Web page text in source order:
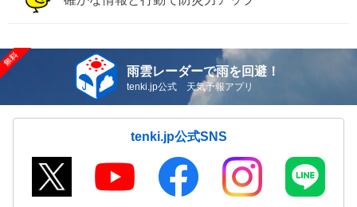
雨雲レーダーで雨を回避！
tenki.jp公式 天気予報アプリ
tenki.jp公式SNS